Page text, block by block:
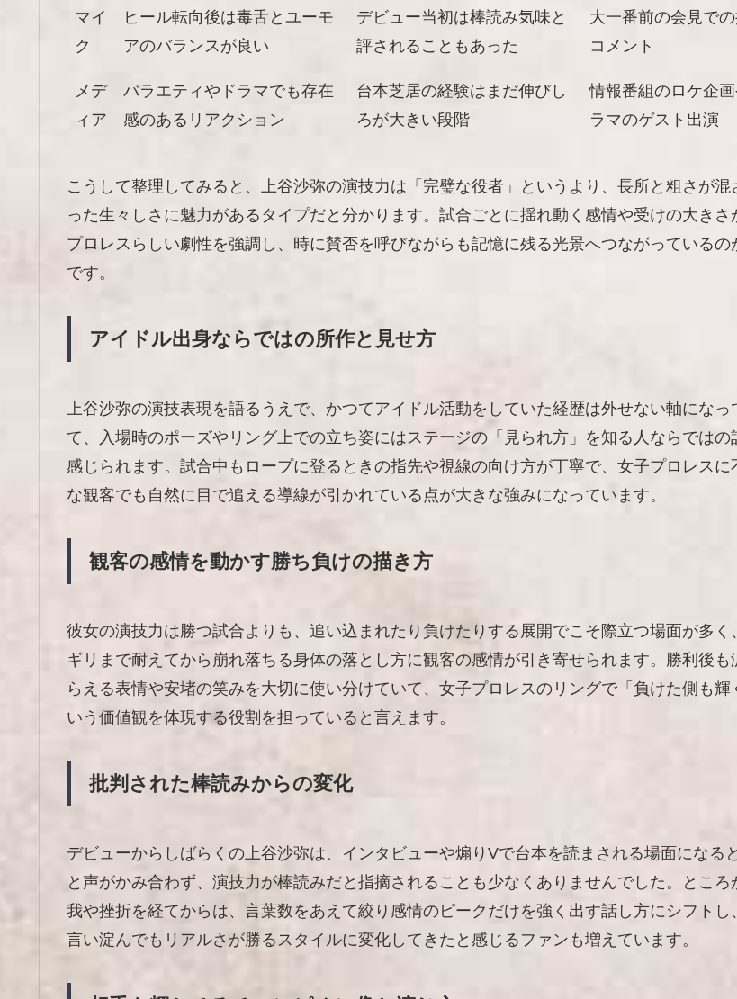
マイ
ク
ヒール転向後は毒舌とユーモ
アのバランスが良い
デビュー当初は棒読み気味と
評されることもあった
大一番前の会見で
コメント
メデ
ィア
バラエティやドラマでも存在
感のあるリアクション
台本芝居の経験はまだ伸びし
ろが大きい段階
情報番組のロケ企
ラマのゲスト出演
こうして整理してみると、上谷沙弥の演技力は「完璧な役者」というより、長所と粗さが混
った生々しさに魅力があるタイプだと分かります。試合ごとに揺れ動く感情や受けの大きさ
プロレスらしい劇性を強調し、時に賛否を呼びながらも記憶に残る光景へつながっているの
です。
アイドル出身ならではの所作と見せ方
上谷沙弥の演技表現を語るうえで、かつてアイドル活動をしていた経歴は外せない軸になっ
て、入場時のポーズやリング上での立ち姿にはステージの「見られ方」を知る人ならではの
感じられます。試合中もロープに登るときの指先や視線の向け方が丁寧で、女子プロレスに
な観客でも自然に目で追える導線が引かれている点が大きな強みになっています。
観客の感情を動かす勝ち負けの描き方
彼女の演技力は勝つ試合よりも、追い込まれたり負けたりする展開でこそ際立つ場面が多く
ギリまで耐えてから崩れ落ちる身体の落とし方に観客の感情が引き寄せられます。勝利後も
らえる表情や安堵の笑みを大切に使い分けていて、女子プロレスのリングで「負けた側も輝
いう価値観を体現する役割を担っていると言えます。
批判された棒読みからの変化
デビューからしばらくの上谷沙弥は、インタビューや煽りVで台本を読まされる場面になる
と声がかみ合わず、演技力が棒読みだと指摘されることも少なくありませんでした。ところ
我や挫折を経てからは、言葉数をあえて絞り感情のピークだけを強く出す話し方にシフトし
言い淀んでもリアルさが勝るスタイルに変化してきたと感じるファンも増えています。